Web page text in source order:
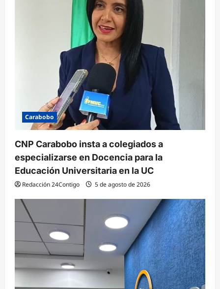
Carabobo
CNP Carabobo insta a colegiados a
especializarse en Docencia para la
Educación Universitaria en la UC
Redacción 24Contigo 5 de agosto de 2026